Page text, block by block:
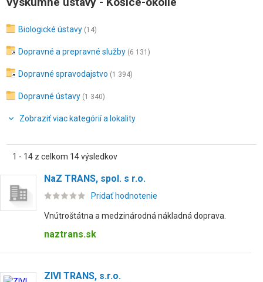
Biologické ústavy (14)
Dopravné a prepravné služby (6 131)
Dopravné spravodajstvo (1 394)
Dopravné ústavy (1 340)
Zobraziť viac kategórií a lokality
1 - 14 z celkom 14 výsledkov
NaZ TRANS, spol. s r.o.
Pridať hodnotenie
Vnútroštátna a medzinárodná nákladná doprava.
naztrans.sk
ZIVI TRANS, s.r.o.